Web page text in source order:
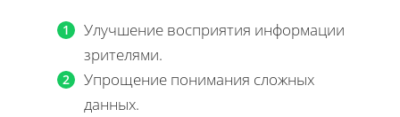
Улучшение восприятия информации
зрителями.
Упрощение понимания сложных
данных.